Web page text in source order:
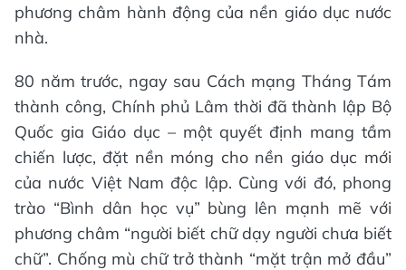
phương châm hành động của nền giáo dục nước
nhà.
80 năm trước, ngay sau Cách mạng Tháng Tám
thành công, Chính phủ Lâm thời đã thành lập Bộ
Quốc gia Giáo dục – một quyết định mang tầm
chiến lược, đặt nền móng cho nền giáo dục mới
của nước Việt Nam độc lập. Cùng với đó, phong
trào “Bình dân học vụ” bùng lên mạnh mẽ với
phương châm “người biết chữ dạy người chưa biết
chữ”. Chống mù chữ trở thành “mặt trận mở đầu”